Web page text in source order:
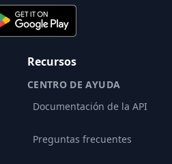
Recursos
CENTRO DE AYUDA
Documentación de la API
Preguntas frecuentes